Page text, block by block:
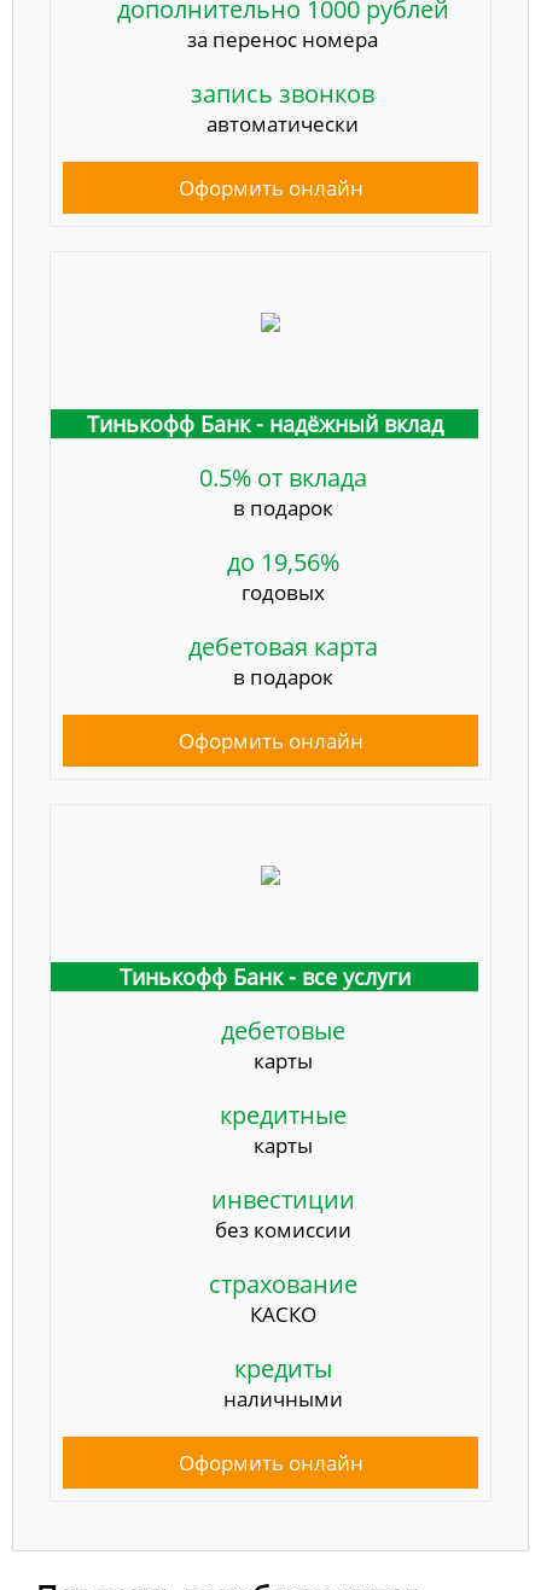
дополнительно 1000 рублей
за перенос номера
запись звонков
автоматически
Оформить онлайн
Тинькофф Банк - надёжный вклад
0.5% от вклада
в подарок
до 19,56%
годовых
дебетовая карта
в подарок
Оформить онлайн
Тинькофф Банк - все услуги
дебетовые
карты
кредитные
карты
инвестиции
без комиссии
страхование
КАСКО
кредиты
наличными
Оформить онлайн